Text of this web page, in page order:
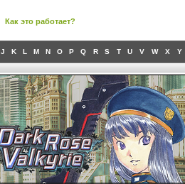
Как это работает?
J K L M N O P Q R S T U V W X Y